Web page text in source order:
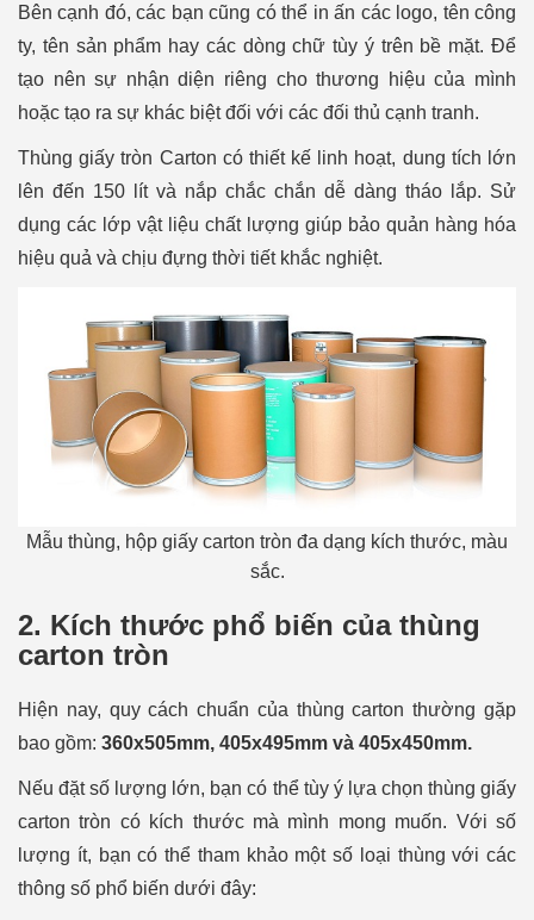
Bên cạnh đó, các bạn cũng có thể in ấn các logo, tên công
ty, tên sản phẩm hay các dòng chữ tùy ý trên bề mặt. Để
tạo nên sự nhận diện riêng cho thương hiệu của mình
hoặc tạo ra sự khác biệt đối với các đối thủ cạnh tranh.
Thùng giấy tròn Carton có thiết kế linh hoạt, dung tích lớn
lên đến 150 lít và nắp chắc chắn dễ dàng tháo lắp. Sử
dụng các lớp vật liệu chất lượng giúp bảo quản hàng hóa
hiệu quả và chịu đựng thời tiết khắc nghiệt.
Mẫu thùng, hộp giấy carton tròn đa dạng kích thước, màu
sắc.
2. Kích thước phổ biến của thùng
carton tròn
Hiện nay, quy cách chuẩn của thùng carton thường gặp
bao gồm: 360x505mm, 405x495mm và 405x450mm.
Nếu đặt số lượng lớn, bạn có thể tùy ý lựa chọn thùng giấy
carton tròn có kích thước mà mình mong muốn. Với số
lượng ít, bạn có thể tham khảo một số loại thùng với các
thông số phổ biến dưới đây: